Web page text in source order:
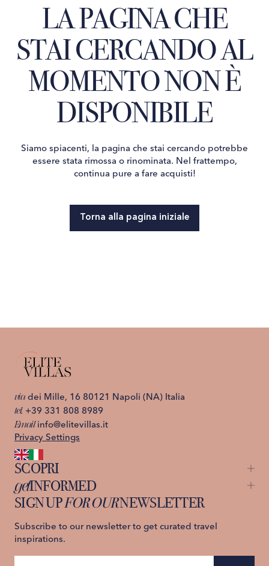
LA PAGINA CHE
STAI CERCANDO AL
MOMENTO NON È
DISPONIBILE
Siamo spiacenti, la pagina che stai cercando potrebbe
essere stata rimossa o rinominata. Nel frattempo,
continua pure a fare acquisti!
Torna alla pagina iniziale
viadei Mille, 16 80121 Napoli (NA) Italia
tel. +39 331 808 8989
Email info@elitevillas.it
Privacy Settings
SCOPRI
Capri
St. Moritz
Ischia
Lago di Como
Costiera Amalfitana
Sicilia
getINFORMED
About us
Privacy Policy
Termini e Condizioni
SIGN UPFOR OURNEWSLETTER
Subscribe to our newsletter to get curated travel
inspirations.